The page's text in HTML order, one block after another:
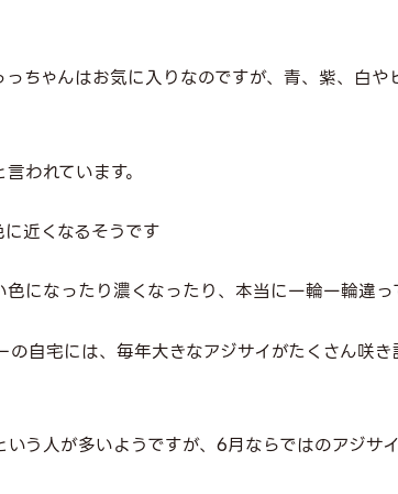
ちゃんはお気に入りなのですが、青、紫、白や
われています。
近くなるそうです
になったり濃くなったり、本当に一輪一輪違
自宅には、毎年大きなアジサイがたくさん咲
う人が多いようですが、6月ならではのアジサ